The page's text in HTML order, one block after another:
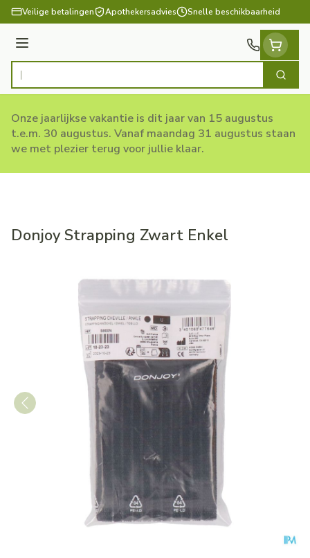
Ga naar de inhoud
Veilige betalingen Apothekersadvies Snelle beschikbaarheid
Menu
Product, merk, categorie... Zoek
Onze jaarlijkse vakantie is dit jaar van 15 augustus
t.e.m. 30 augustus. Vanaf maandag 31 augustus staan
we met plezier terug voor jullie klaar.
Donjoy Strapping Zwart Enkel